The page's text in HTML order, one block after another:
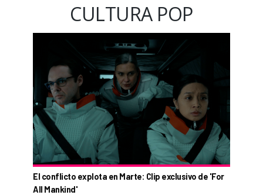
CULTURA POP
El conflicto explota en Marte: Clip exclusivo de 'For
All Mankind'